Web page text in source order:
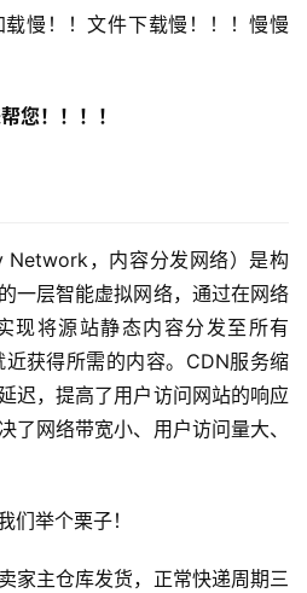
慢！！文件下载慢！！！慢慢
您！！！！
，内容分发网络）是构
一层智能虚拟网络，通过在网络
现将源站静态内容分发至所有
获得所需的内容。CDN服务缩
迟，提高了用户访问网站的响应
了网络带宽小、用户访问量大、
们举个栗子！
家主仓库发货，正常快递周期三